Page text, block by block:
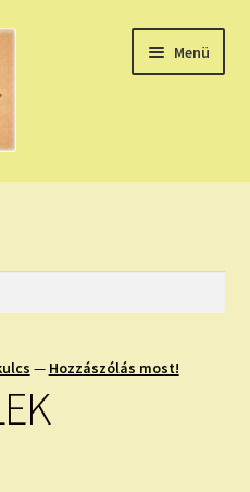
Menü
— Hozzászólás most!